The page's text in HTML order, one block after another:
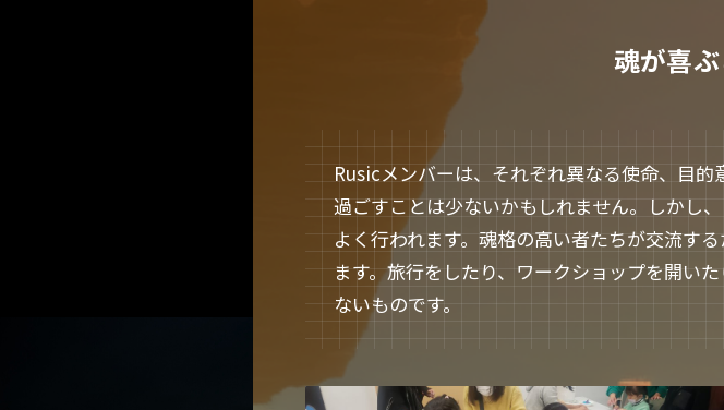
魂が喜
Rusicメンバーは、それぞれ異なる使命、目
過ごすことは少ないかもしれません。しかし
よく行われます。魂格の高い者たちが交流す
ます。旅行をしたり、ワークショップを開い
ないものです。